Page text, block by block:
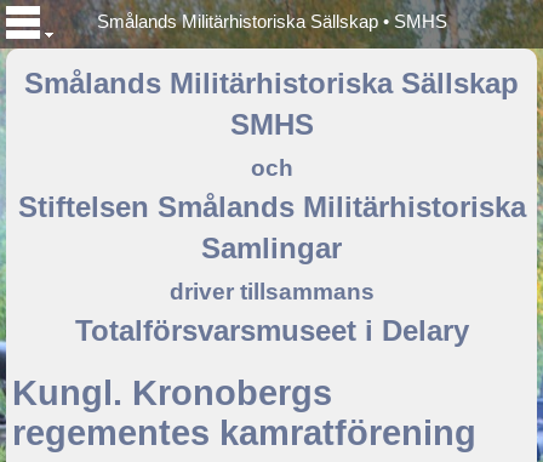
Smålands Militärhistoriska Sällskap • SMHS
Smålands Militärhistoriska Sällskap
SMHS
och
Stiftelsen Smålands Militärhistoriska
Samlingar
driver tillsammans
Totalförsvarsmuseet i Delary
Kungl. Kronobergs
regementes kamratförening